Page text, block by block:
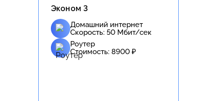
Эконом 3
Домашний интернет
Скорость: 50 Мбит/сек
Роутер
Стоимость: 8900 ₽